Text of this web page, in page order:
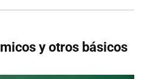
y otros básicos